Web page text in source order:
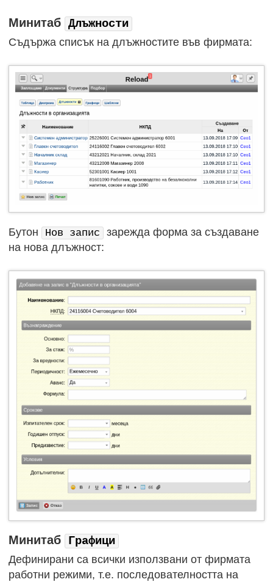
Минитаб Длъжности
Съдържа списък на длъжностите във фирмата:
Бутон Нов запис
зарежда форма за създаване
на нова длъжност:
Минитаб Графици
Дефинирани са всички използвани от фирмата
работни режими, т.е. последователността на